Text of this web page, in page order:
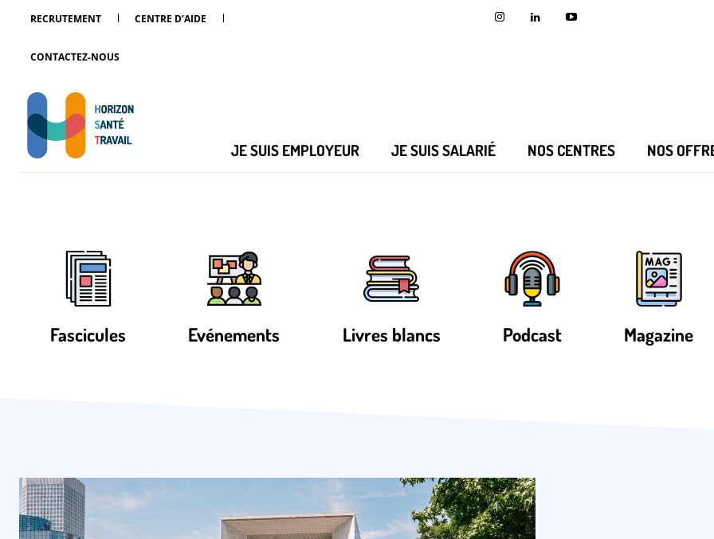
RECRUTEMENT CENTRE D’AIDE
CONTACTEZ-NOUS
JE SUIS EMPLOYEUR JE SUIS SALARIÉ NOS CENTRES NOS
Fascicules Evénements Livres blancs Podcast Magazine